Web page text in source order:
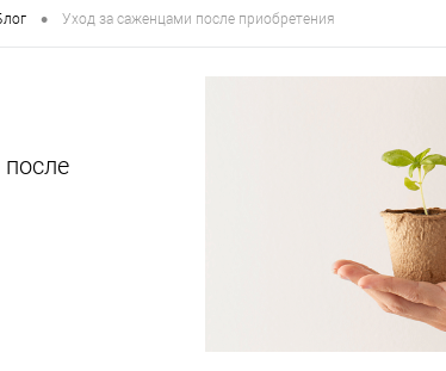
• Уход за саженцами после приобретения